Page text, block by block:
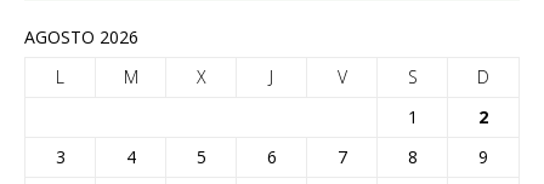
AGOSTO 2026
L
M X J V S
D
1
2
3
4 5 6 7 8
9